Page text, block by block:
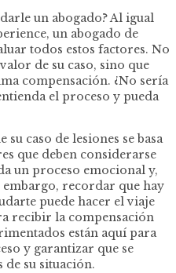
un abogado? Al igual
un abogado de
todos estos factores. No
de su caso, sino que
compensación. ¿No sería
el proceso y pueda
caso de lesiones se basa
que deben considerarse
un proceso emocional y,
embargo, recordar que hay
puede hacer el viaje
recibir la compensación
están aquí para
y garantizar que se
de su situación.